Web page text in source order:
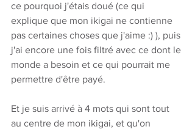
ce pourquoi j'étais doué (ce qui
explique que mon ikigai ne contienne
pas certaines choses que j'aime :) ), puis
j'ai encore une fois filtré avec ce dont le
monde a besoin et ce qui pourrait me
permettre d'être payé.
Et je suis arrivé à 4 mots qui sont tout
au centre de mon ikigai, et qu'on